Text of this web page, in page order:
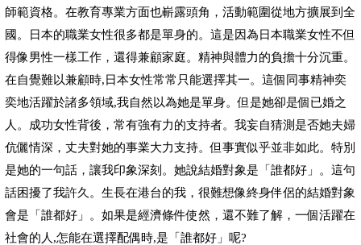
師範資格。在教育專業方面也嶄露頭角，活動範圍從地方擴展到全
國。日本的職業女性很多都是單身的。這是因為日本職業女性不但
得像男性一樣工作，還得兼顧家庭。精神與體力的負擔十分沉重。
在自覺難以兼顧時, 日本女性常常只能選擇其一。這個同事精神奕
奕地活躍於諸多領域,我自然以為她是單身。但是她卻是個已婚之
人。成功女性背後，常有強有力的支持者。我妄自猜測是否她夫婦
伉儷情深，丈夫對她的事業大力支持。但事實似乎並非如此。特別
是她的一句話，讓我印象深刻。她說結婚對象是「誰都好 」。這句
話困擾了我許久。生長在港台的我，很難想像終身伴侶的結婚對象
會是「誰都好」。如果是經濟條件使然，還不難了解，一個活躍在
社會的人 ,怎能在選擇配偶時,是「誰都好」呢?